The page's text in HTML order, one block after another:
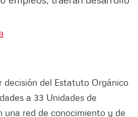
decisión del Estatuto Orgánico
a 33 Unidades de
una red de conocimiento y de